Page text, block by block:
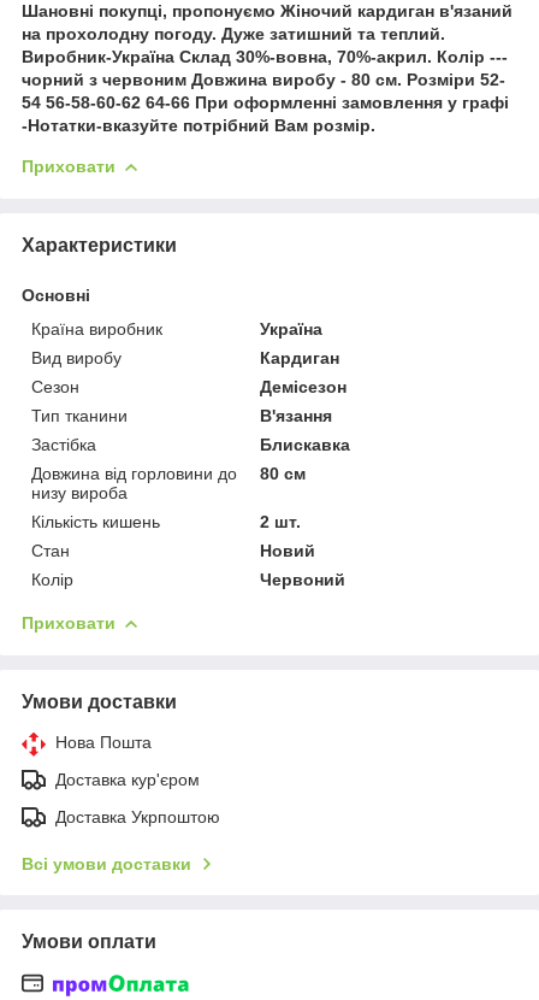
Шановні покупці, пропонуємо Жіночий кардиган в'язаний
на прохолодну погоду. Дуже затишний та теплий.
Виробник-Україна Склад 30%-вовна, 70%-акрил. Колір ---
чорний з червоним Довжина виробу - 80 см. Розміри 52-
54 56-58-60-62 64-66 При оформленні замовлення у графі
-Нотатки-вказуйте потрібний Вам розмір.
Приховати
Характеристики
Основні
Країна виробник
Україна
Вид виробу
Кардиган
Сезон
Демісезон
Тип тканини
В'язання
Застібка
Блискавка
Довжина від горловини до
низу вироба
80 см
Кількість кишень
2 шт.
Стан
Новий
Колір
Червоний
Приховати
Умови доставки
Нова Пошта
Доставка кур'єром
Доставка Укрпоштою
Всі умови доставки
Умови оплати